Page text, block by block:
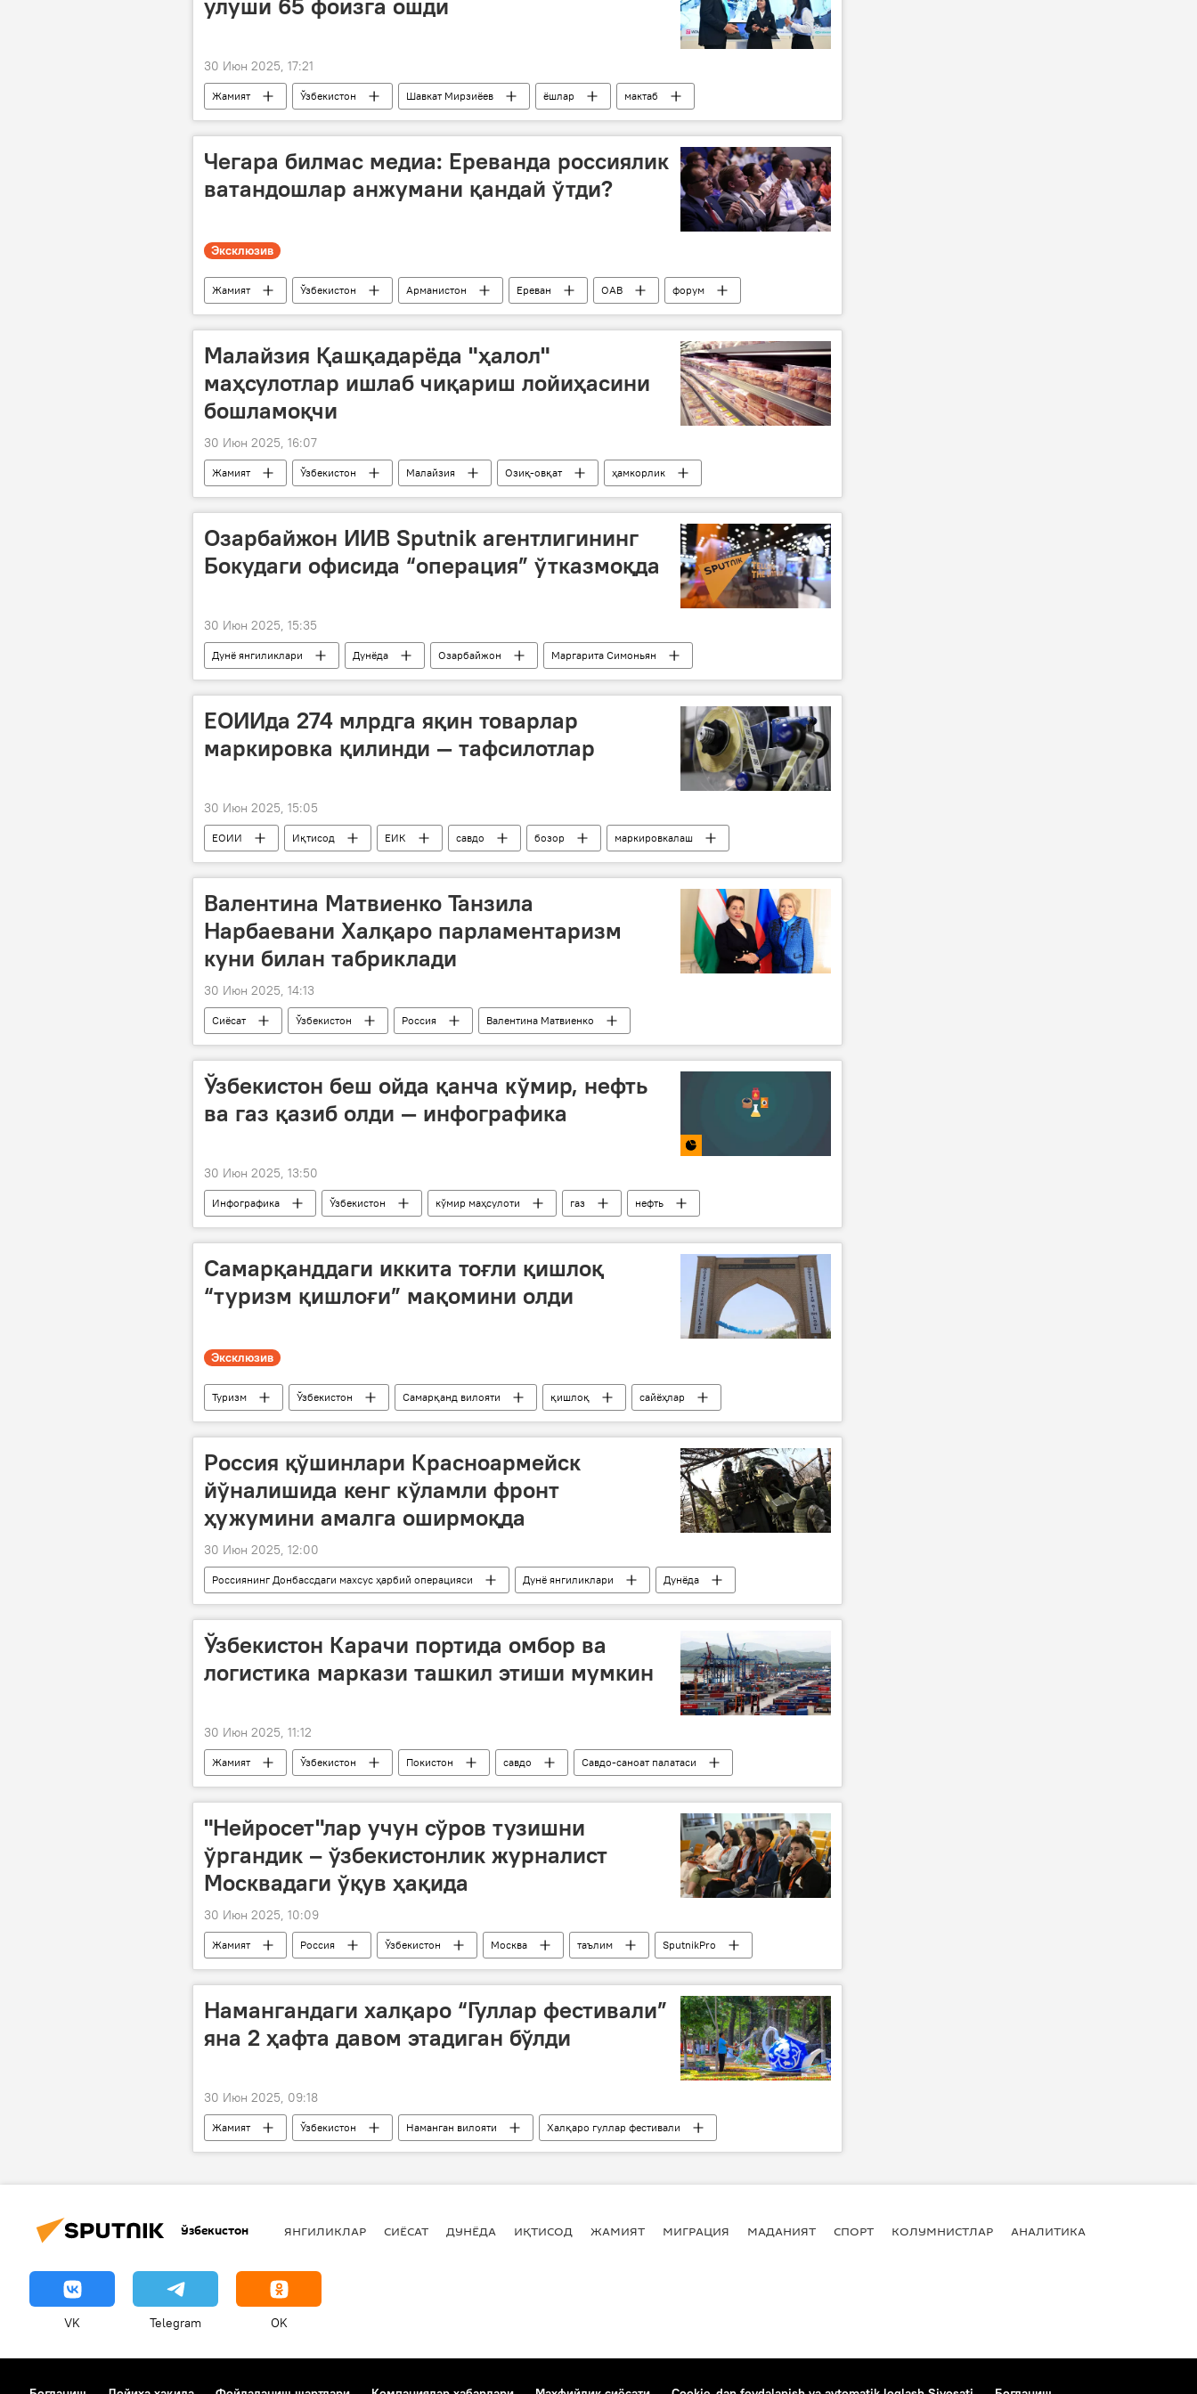
30 Июн 2025, 17:21
Жамият Ўзбекистон Шавкат Мирзиёев ёшлар
мактаб
ОТМ
таълим сунъий интеллект
ахборот технологиялари (IT)
Чегара билмас медиа: Ереванда россиялик
ватандошлар анжумани қандай ўтди?
Эксклюзив
Жамият Ўзбекистон Арманистон Ереван ОАВ форум
Малайзия Қашқадарёда "ҳалол"
маҳсулотлар ишлаб чиқариш лойиҳасини
бошламоқчи
30 Июн 2025, 16:07
Жамият Ўзбекистон Малайзия Озиқ-овқат ҳамкорлик
Озарбайжон ИИВ Sputnik агентлигининг
Бокудаги офисида “операция” ўтказмоқда
30 Июн 2025, 15:35
Дунё янгиликлари Дунёда Озарбайжон
Маргарита Симоньян
ИИВ
ОАВ Sputnik
ЕОИИда 274 млрдга яқин товарлар
маркировка қилинди — тафсилотлар
30 Июн 2025, 15:05
ЕОИИ Иқтисод ЕИК савдо бозор маркировкалаш
Валентина Матвиенко Танзила
Нарбаевани Халқаро парламентаризм
куни билан табриклади
30 Июн 2025, 14:13
Сиёсат Ўзбекистон Россия
Валентина Матвиенко
Танзила Норбоева
Ўзбекистон беш ойда қанча кўмир, нефть
ва газ қазиб олди — инфографика
30 Июн 2025, 13:50
Инфографика Ўзбекистон кўмир маҳсулоти газ
нефть
Миллий статистика қўмитаси
Самарқанддаги иккита тоғли қишлоқ
“туризм қишлоғи” мақомини олди
Эксклюзив
Туризм Ўзбекистон Самарқанд вилояти қишлоқ сайёҳлар
Россия қўшинлари Красноармейск
йўналишида кенг кўламли фронт
ҳужумини амалга оширмоқда
30 Июн 2025, 12:00
Россиянинг Донбассдаги махсус ҳарбий операцияси Дунё янгиликлари
Дунёда
Россия
Украина Донецк халқ республикаси (ДХР)
Ўзбекистон Карачи портида омбор ва
логистика маркази ташкил этиши мумкин
30 Июн 2025, 11:12
Жамият Ўзбекистон Покистон савдо
Савдо-саноат палатаси
элчи
"Нейросет"лар учун сўров тузишни
ўргандик – ўзбекистонлик журналист
Москвадаги ўқув ҳақида
30 Июн 2025, 10:09
Жамият Россия Ўзбекистон Москва таълим SputnikPro
Намангандаги халқаро “Гуллар фестивали”
яна 2 ҳафта давом этадиган бўлди
30 Июн 2025, 09:18
Жамият Ўзбекистон Наманган вилояти
Халқаро гуллар фестивали
сайёҳлар
Ўзбекистон ЯНГИЛИКЛАР СИЁСАТ ДУНЁДА ИҚТИСОД ЖАМИЯТ МИГРАЦИЯ МАДАНИЯТ СПОРТ КОЛУМНИСТЛАР АНАЛИТИКА
VK Telegram OK